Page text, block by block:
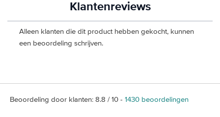
Klantenreviews
Alleen klanten die dit product hebben gekocht, kunnen
een beoordeling schrijven.
Beoordeling door klanten: 8.8 /10 - 1430 beoordelingen